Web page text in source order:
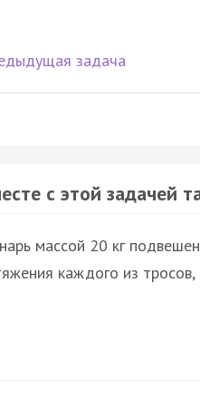
задача
с этой задачей
массой 20 кг
каждого из